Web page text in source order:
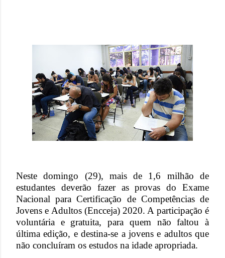
Neste domingo (29), mais de 1,6 milhão de
estudantes deverão fazer as provas do Exame
Nacional para Certificação de Competências de
Jovens e Adultos (Encceja) 2020. A participação é
voluntária e gratuita, para quem não faltou à
última edição, e destina-se a jovens e adultos que
não concluíram os estudos na idade apropriada.